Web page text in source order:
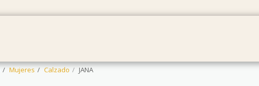
Mujeres Calzado JANA